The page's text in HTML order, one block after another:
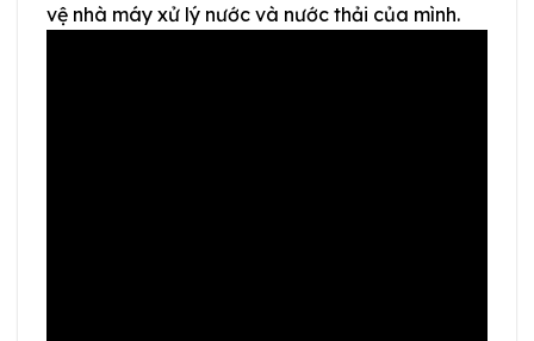
vệ nhà máy xử lý nước và nước thải của mình.